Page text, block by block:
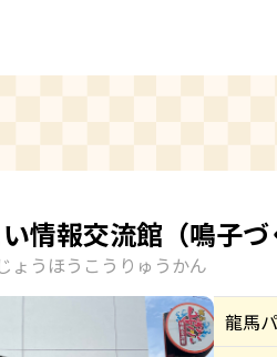
情報交流館（鳴子づ
ょうほうこうりゅうかん
龍馬